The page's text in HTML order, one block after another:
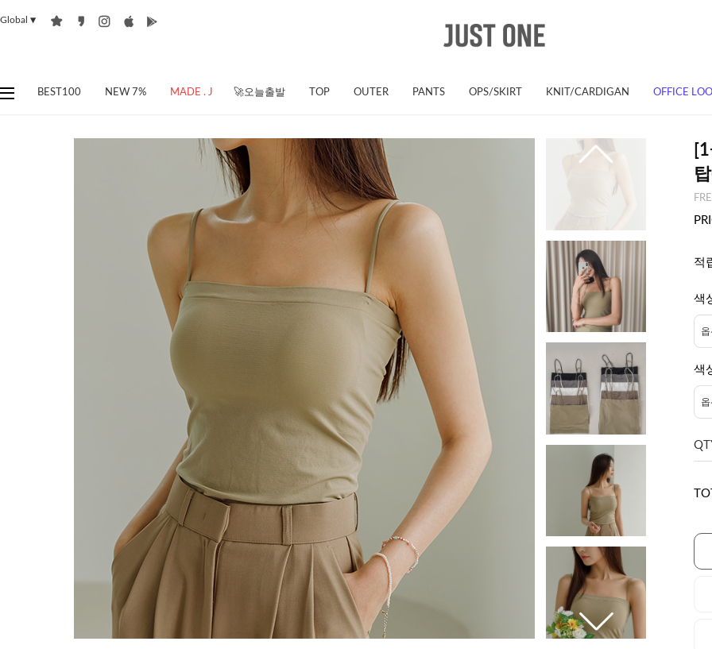
Global ▼
BEST100 NEW 7% MADE . J 🚀오늘출발 TOP OUTER PANTS OPS/SKIRT KNIT/CARDIGAN OFFICE
적
색
색